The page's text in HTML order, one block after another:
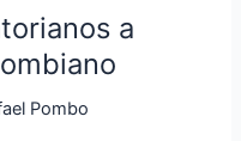
a
Pombo